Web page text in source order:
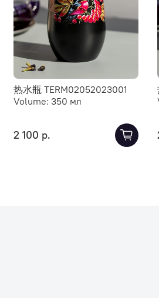
热水瓶 TERM02052023001
Volume: 350 мл
2 100 р.